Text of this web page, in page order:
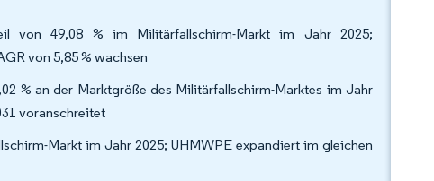
von 49,08 % im Militärfallschirm-Markt im Jahr 2025;
von 5,85 % wachsen
% an der Marktgröße des Militärfallschirm-Marktes im Jahr
voranschreitet
Markt im Jahr 2025; UHMWPE expandiert im gleichen